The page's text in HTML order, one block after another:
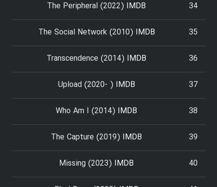
34
The Peripheral (2022) IMDB
35
The Social Network (2010) IMDB
36
Transcendence (2014) IMDB
37
Upload (2020- ) IMDB
38
Who Am I (2014) IMDB
39
The Capture (2019) IMDB
40
Missing (2023) IMDB